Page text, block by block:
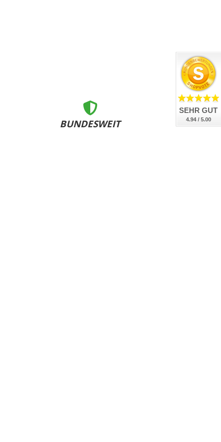
BUNDESWEIT
SEHR GUT
4.94 / 5.00